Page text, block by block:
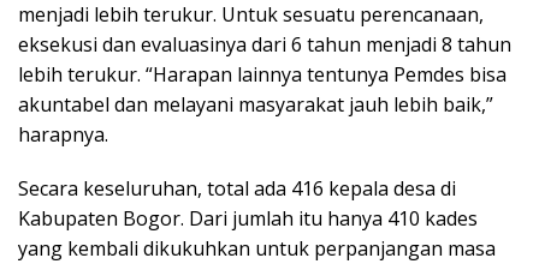
menjadi lebih terukur. Untuk sesuatu perencanaan,
eksekusi dan evaluasinya dari 6 tahun menjadi 8 tahun
lebih terukur. “Harapan lainnya tentunya Pemdes bisa
akuntabel dan melayani masyarakat jauh lebih baik,”
harapnya.
Secara keseluruhan, total ada 416 kepala desa di
Kabupaten Bogor. Dari jumlah itu hanya 410 kades
yang kembali dikukuhkan untuk perpanjangan masa